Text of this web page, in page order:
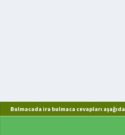
Bulmacada ira bulmaca cevapları aşağıda